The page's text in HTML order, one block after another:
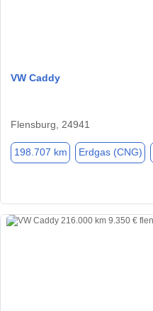
VW Caddy
Flensburg, 24941
198.707 km Erdgas (CNG)